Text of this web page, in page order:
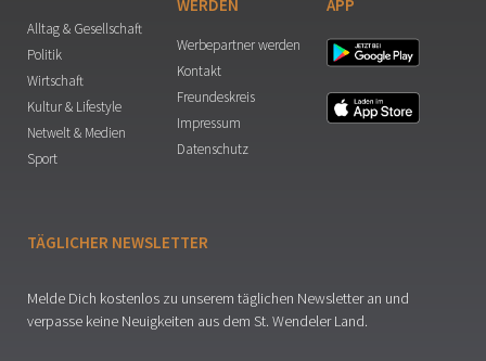
Alltag & Gesellschaft
Politik
Wirtschaft
Kultur & Lifestyle
Netwelt & Medien
Sport
WERDEN
Werbepartner werden
Kontakt
Freundeskreis
Impressum
Datenschutz
APP
TÄGLICHER NEWSLETTER
Melde Dich kostenlos zu unserem täglichen Newsletter an und
verpasse keine Neuigkeiten aus dem St. Wendeler Land.